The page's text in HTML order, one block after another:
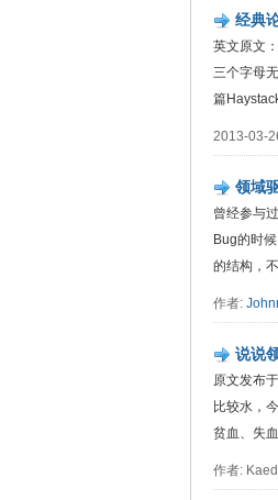
经典
英文原文
三个字母
篇
2013-03-
领域
曾经参与
Bug的时
的结构，
作者:
说说
原文发布
比较水，
贫血、失
作者: